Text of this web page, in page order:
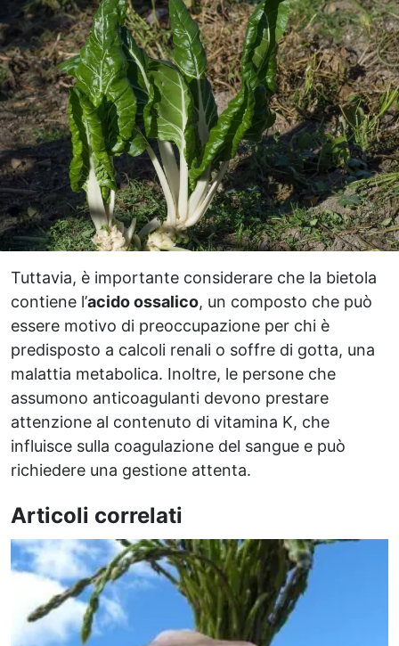
Tuttavia, è importante considerare che la bietola
contiene l’acido ossalico, un composto che può
essere motivo di preoccupazione per chi è
predisposto a calcoli renali o soffre di gotta, una
malattia metabolica. Inoltre, le persone che
assumono anticoagulanti devono prestare
attenzione al contenuto di vitamina K, che
influisce sulla coagulazione del sangue e può
richiedere una gestione attenta.
Articoli correlati